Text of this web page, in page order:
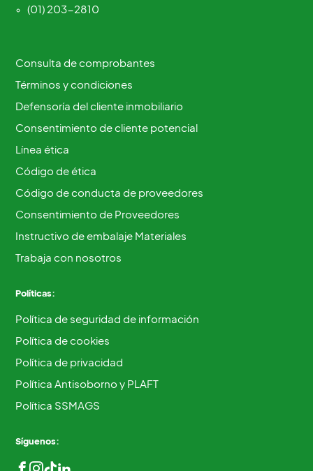
(01) 203-2810
Consulta de comprobantes
Términos y condiciones
Defensoría del cliente inmobiliario
Consentimiento de cliente potencial
Línea ética
Código de ética
Código de conducta de proveedores
Consentimiento de Proveedores
Instructivo de embalaje Materiales
Trabaja con nosotros
Políticas:
Política de seguridad de información
Política de cookies
Política de privacidad
Política Antisoborno y PLAFT
Política SSMAGS
Síguenos: